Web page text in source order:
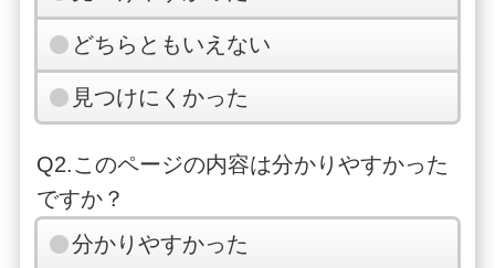
どちらともいえない
見つけにくかった
Q2.このページの内容は分かりやすかった
ですか？
分かりやすかった